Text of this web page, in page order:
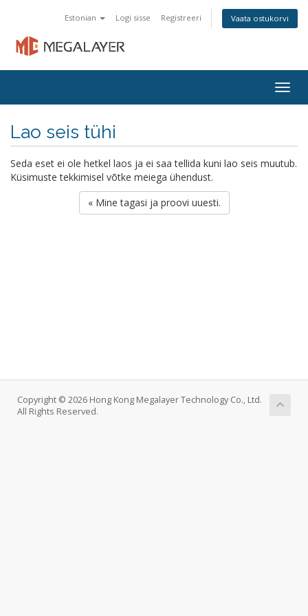
Estonian Logi sisse Registreeri Vaata ostukorvi
Lao seis tühi
Seda eset ei ole hetkel laos ja ei saa tellida kuni lao seis muutub.
Küsimuste tekkimisel võtke meiega ühendust.
« Mine tagasi ja proovi uuesti.
Copyright © 2026 Hong Kong Megalayer Technology Co., Ltd.
All Rights Reserved.